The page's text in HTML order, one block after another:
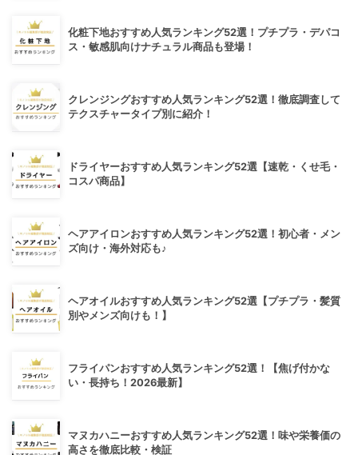
化粧下地おすすめ人気ランキング52選！プチプラ・デパコ
ス・敏感肌向けナチュラル商品も登場！
クレンジングおすすめ人気ランキング52選！徹底調査して
テクスチャータイプ別に紹介！
ドライヤーおすすめ人気ランキング52選【速乾・くせ毛・
コスパ商品】
ヘアアイロンおすすめ人気ランキング52選！初心者・メン
ズ向け・海外対応も♪
ヘアオイルおすすめ人気ランキング52選【プチプラ・髪質
別やメンズ向けも！】
フライパンおすすめ人気ランキング52選！【焦げ付かな
い・長持ち！2026最新】
マヌカハニーおすすめ人気ランキング52選！味や栄養価の
高さを徹底比較・検証